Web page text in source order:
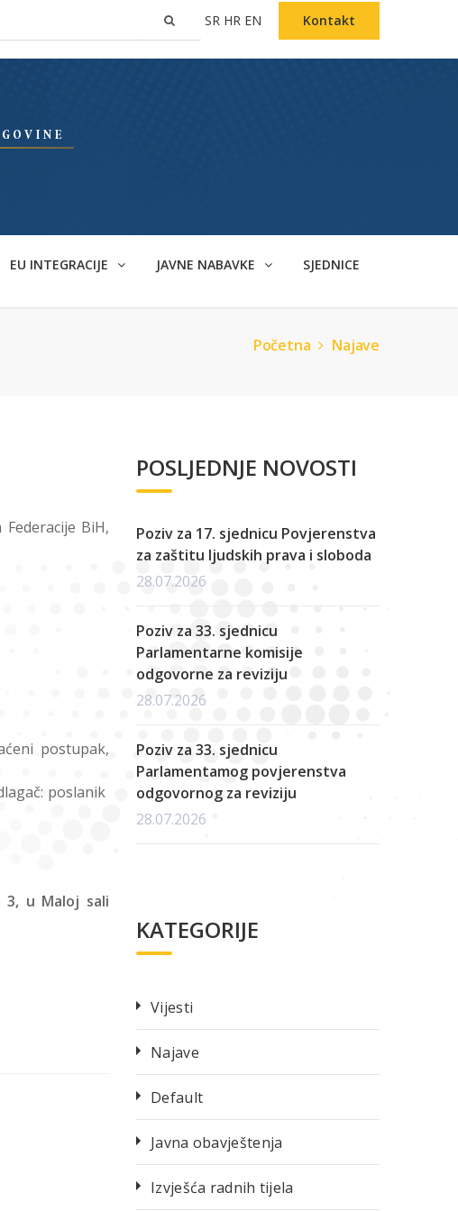
SR HR EN Kontakt
EU INTEGRACIJE JAVNE NABAVKE SJEDNICE
Početna Najave
BiH,
postupak,
poslanik
3, u Maloj sali
POSLJEDNJE NOVOSTI
Poziv za 17. sjednicu Povjerenstva
za zaštitu ljudskih prava i sloboda
28.07.2026
Poziv za 33. sjednicu
Parlamentarne komisije
odgovorne za reviziju
28.07.2026
Poziv za 33. sjednicu
Parlamentamog povjerenstva
odgovornog za reviziju
28.07.2026
KATEGORIJE
Vijesti
Najave
Default
Javna obavještenja
Izvješća radnih tijela